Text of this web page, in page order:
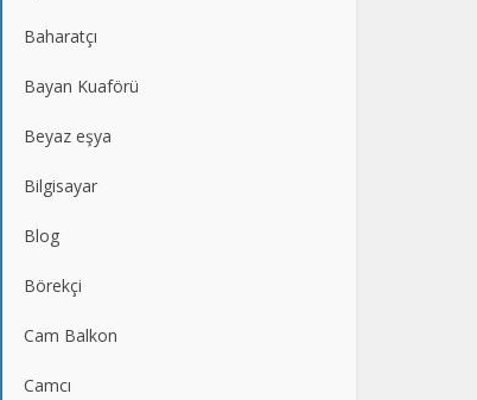
Baharatçı
Bayan Kuaförü
Beyaz eşya
Bilgisayar
Blog
Börekçi
Cam Balkon
Camcı